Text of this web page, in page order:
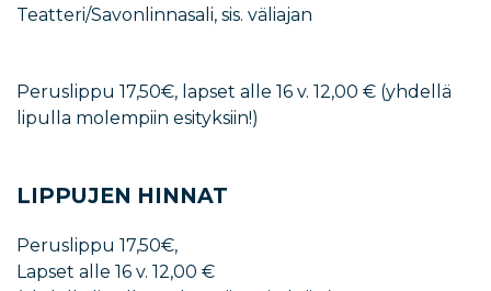
Teatteri/Savonlinnasali, sis. väliajan
Peruslippu 17,50€, lapset alle 16 v. 12,00 € (yhdellä
lipulla molempiin esityksiin!)
LIPPUJEN HINNAT
Peruslippu 17,50€,
Lapset alle 16 v. 12,00 €